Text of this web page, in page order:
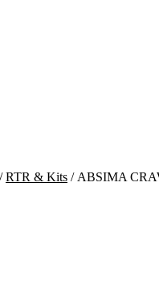
RTR & Kits / ABSIMA